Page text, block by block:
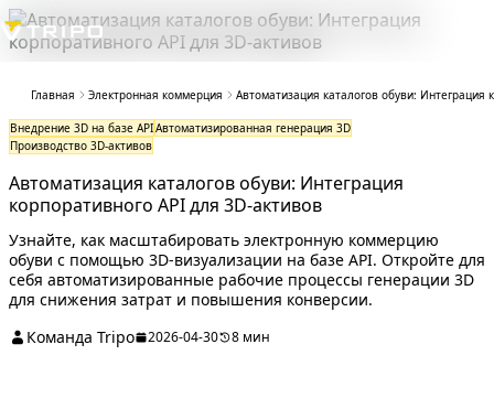
Главная Электронная коммерция Автоматизация каталогов обуви: Интеграция
Внедрение 3D на базе APIАвтоматизированная генерация 3D
Производство 3D-активов
Автоматизация каталогов обуви: Интеграция
корпоративного API для 3D-активов
Узнайте, как масштабировать электронную коммерцию
обуви с помощью 3D-визуализации на базе API. Откройте для
себя автоматизированные рабочие процессы генерации 3D
для снижения затрат и повышения конверсии.
Команда Tripo
2026-04-30 8 мин